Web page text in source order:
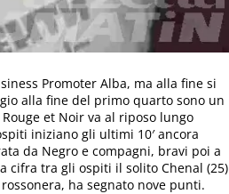
Promoter Alba, ma alla fine si
alla fine del primo quarto sono un
et Noir va al riposo lungo
iniziano gli ultimi 10′ ancora
da Negro e compagni, bravi poi a
cifra tra gli ospiti il solito Chenal (25)
ha segnato nove punti.